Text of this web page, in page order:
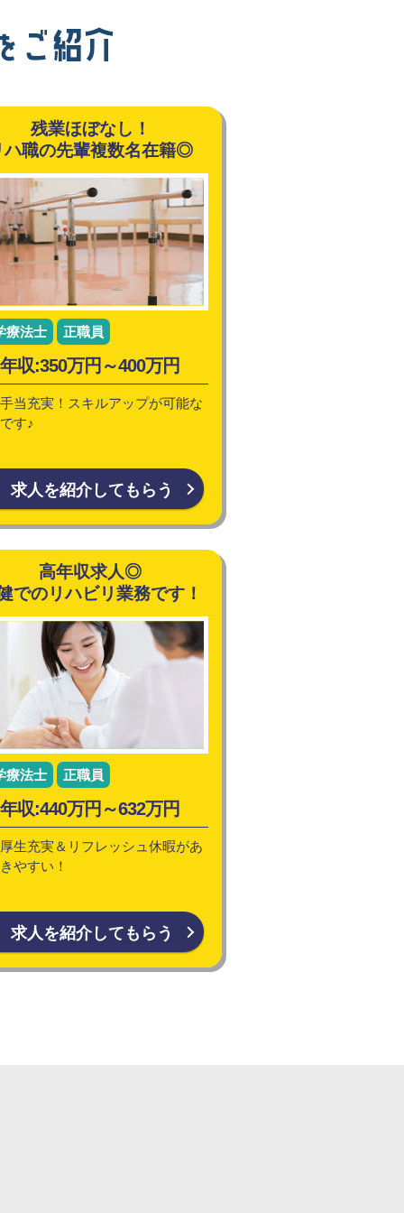
残業ほぼなし！
ハ職の先輩複数名在籍◎
療法士 正職員
年収:350万円～400万円
当充実！スキルアップが可能な
す♪
求人を紹介してもらう
高年収求人◎
でのリハビリ業務です！
療法士 正職員
年収:440万円～632万円
生充実＆リフレッシュ休暇があ
やすい！
求人を紹介してもらう